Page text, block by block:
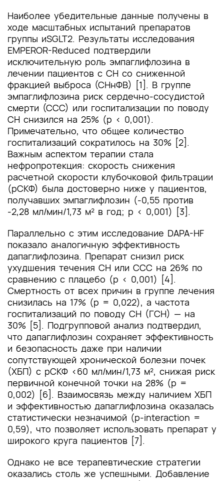
Наиболее убедительные данные получены в
ходе масштабных испытаний препаратов
группы иSGLT2. Результаты исследования
EMPEROR-Reduced подтвердили
исключительную роль эмпаглифлозина в
лечении пациентов с СН со сниженной
фракцией выброса (СНнФВ) [1]. В группе
эмпаглифлозина риск сердечно-сосудистой
смерти (ССС) или госпитализации по поводу
СН снизился на 25% (p < 0,001).
Примечательно, что общее количество
госпитализаций сократилось на 30% [2].
Важным аспектом терапии стала
нефропротекция: скорость снижения
расчетной скорости клубочковой фильтрации
(рСКФ) была достоверно ниже у пациентов,
получавших эмпаглифлозин (-0,55 против
-2,28 мл/мин/1,73 м² в год; p < 0,001) [3].
Параллельно с этим исследование DAPA-HF
показало аналогичную эффективность
дапаглифлозина. Препарат снизил риск
ухудшения течения СН или ССС на 26% по
сравнению с плацебо (p < 0,001) [4].
Смертность от всех причин в группе лечения
снизилась на 17% (p = 0,022), а частота
госпитализаций по поводу СН (ГСН) — на
30% [5]. Подгрупповой анализ подтвердил,
что дапаглифлозин сохраняет эффективность
и безопасность даже при наличии
сопутствующей хронической болезни почек
(ХБП) с рСКФ <60 мл/мин/1,73 м², снижая риск
первичной конечной точки на 28% (p =
0,002) [6]. Взаимосвязь между наличием ХБП
и эффективностью дапаглифлозина оказалась
статистически незначимой (p-interaction =
0,59), что позволяет использовать препарат у
широкого круга пациентов [7].
Однако не все терапевтические стратегии
оказались столь же успешными. Добавление